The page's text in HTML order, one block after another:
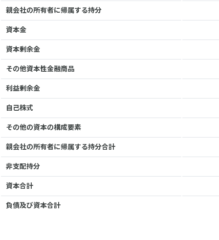
親会社の所有者に帰属する持分
資本金
資本剰余金
その他資本性金融商品
利益剰余金
自己株式
その他の資本の構成要素
親会社の所有者に帰属する持分合計
非支配持分
資本合計
負債及び資本合計